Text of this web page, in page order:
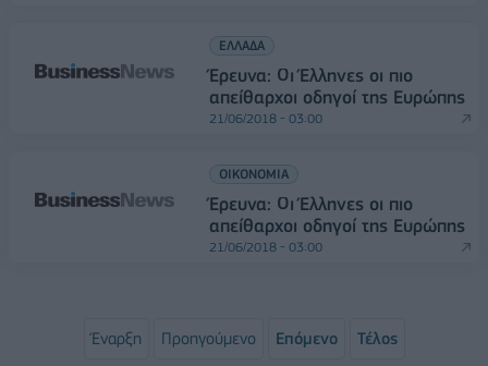
ΕΛΛΑΔΑ
Έρευνα: Οι Έλληνες οι πιο
απείθαρχοι οδηγοί της Ευρώπης
21/06/2018 - 03:00
ΟΙΚΟΝΟΜΙΑ
Έρευνα: Οι Έλληνες οι πιο
απείθαρχοι οδηγοί της Ευρώπης
21/06/2018 - 03:00
Έναρξη Προηγούμενο Επόμενο Τέλος